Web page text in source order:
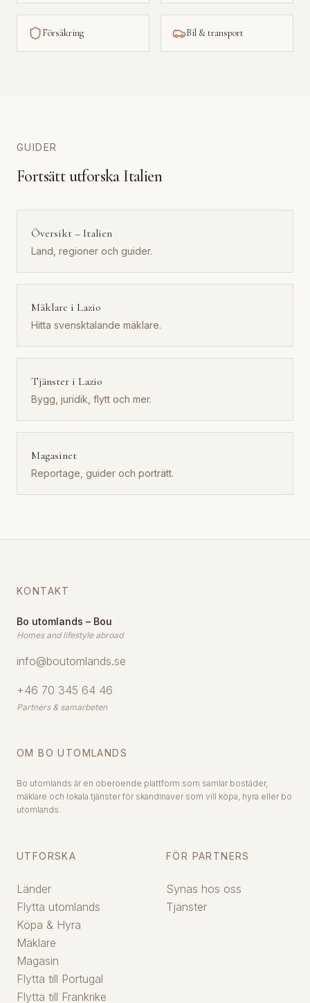
Försäkring Bil & transport
GUIDER
Fortsätt utforska Italien
Översikt – Italien
Land, regioner och guider.
Mäklare i Lazio
Hitta svensktalande mäklare.
Tjänster i Lazio
Bygg, juridik, flytt och mer.
Magasinet
Reportage, guider och porträtt.
KONTAKT
Bo utomlands – Bou
Homes and lifestyle abroad
info@boutomlands.se
+46 70 345 64 46
Partners & samarbeten
OM BO UTOMLANDS
Bo utomlands är en oberoende plattform som samlar bostäder,
mäklare och lokala tjänster för skandinaver som vill köpa, hyra eller bo
utomlands.
UTFORSKA
Länder
Flytta utomlands
Köpa & Hyra
Mäklare
Magasin
Flytta till Portugal
Flytta till Frankrike
FÖR PARTNERS
Synas hos oss
Tjänster